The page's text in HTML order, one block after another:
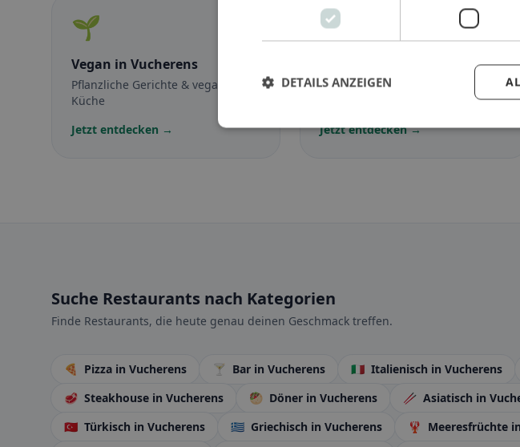
🌱
Vegan in Vucherens
Pflanzliche Gerichte & vegane
Küche
Jetzt entdecken →
🥕
in Vucherens
Fleischlose Gerichte &
Jetzt entdecken →
Suche Restaurants nach Kategorien
Finde Restaurants, die heute genau deinen Geschmack treffen.
🍕 Pizza in Vucherens 🍸 Bar in Vucherens 🇮🇹 Italienisch in Vucherens
🥩 Steakhouse in Vucherens 🥙 Döner in Vucherens 🥢 Asiatisch in
🇹🇷 Türkisch in Vucherens 🇬🇷 Griechisch in Vucherens 🦞 Meeresfrüchte
DETAILS ANZEIGEN